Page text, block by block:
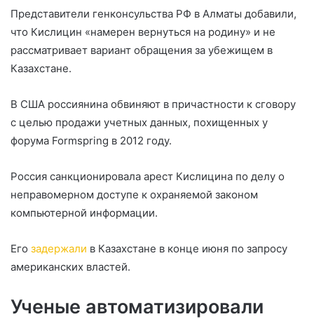
Представители генконсульства РФ в Алматы добавили,
что Кислицин «намерен вернуться на родину» и не
рассматривает вариант обращения за убежищем в
Казахстане.
В США россиянина обвиняют в причастности к сговору
с целью продажи учетных данных, похищенных у
форума Formspring в 2012 году.
Россия санкционировала арест Кислицина по делу о
неправомерном доступе к охраняемой законом
компьютерной информации.
Его задержали в Казахстане в конце июня по запросу
американских властей.
Ученые автоматизировали